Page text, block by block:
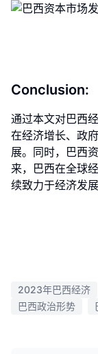
Conclusion:
通过本文对巴西
在经济增长、政
展。同时，巴西
来，巴西在全球
续致力于经济发展
2023年巴西经济
巴西政治形势